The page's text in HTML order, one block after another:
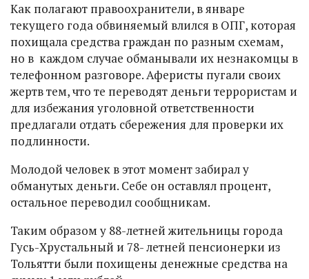
Как полагают правоохранители, в январе
текущего года обвиняемый влился в ОПГ, которая
похищала средства граждан по разным схемам,
но в каждом случае обманывали их незнакомцы в
телефонном разговоре. Аферисты пугали своих
жертв тем, что те переводят деньги террористам и
для избежания уголовной ответственности
предлагали отдать сбережения для проверки их
подлинности.
Молодой человек в этот момент забирал у
обманутых деньги. Себе он оставлял процент,
остальное переводил сообщникам.
Таким образом у 88-летней жительницы города
Гусь-Хрустальный и 78- летней пенсионерки из
Тольятти были похищены денежные средства на